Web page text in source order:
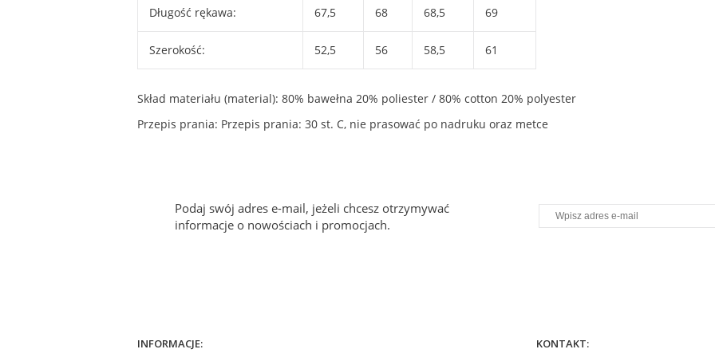
Długość rękawa: 67,5 68 68,5 69
Szerokość: 52,5 56 58,5 61
Skład materiału (material): 80% bawełna 20% poliester / 80% cotton 20% polyester
Przepis prania: Przepis prania: 30 st. C, nie prasować po nadruku oraz metce
Podaj swój adres e-mail, jeżeli chcesz otrzymywać
informacje o nowościach i promocjach.
INFORMACJE: KONTAKT: